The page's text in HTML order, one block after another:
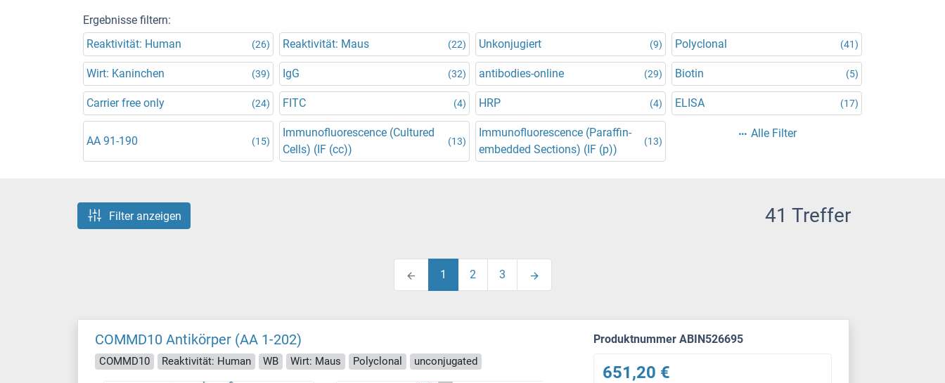
Ergebnisse filtern:
Reaktivität: Human
(26) Reaktivität: Maus (22) Unkonjugiert (9) Polyclonal (41)
Wirt: Kaninchen (39) IgG (32) antibodies-online (29) Biotin (5)
Carrier free only (24) FITC (4) HRP (4) ELISA (17)
AA 91-190 (15)
Immunofluorescence (Cultured
Cells) (IF (cc))
(13)
Immunofluorescence (Paraffin-
embedded Sections) (IF (p))
(13)
Alle Filter
Filter anzeigen 41 Treffer
1 2 3
COMMD10 Antikörper (AA 1-202)
COMMD10 Reaktivität: Human WB Wirt: Maus Polyclonal unconjugated
Produktnummer ABIN526695
651,20 €